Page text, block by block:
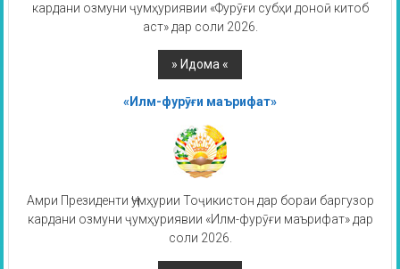
кардани озмуни ҷумҳуриявии «Фурӯғи субҳи доноӣ китоб
аст» дар соли 2026.
«Илм-фурӯғи маърифат»
Амри Президенти Ҷумҳурии Тоҷикистон дар бораи баргузор
кардани озмуни ҷумҳуриявии «Илм-фурӯғи маърифат» дар
соли 2026.